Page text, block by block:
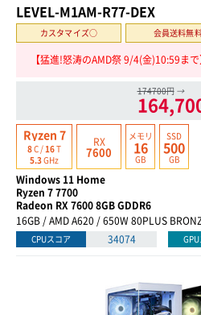
LEVEL-M1AM-R77-DEX
カスタマイズ○ 会員送料無
【猛進!怒涛のAMD祭 9/4(金)10:59ま
174700円 →
Ryzen 7
8C / 16T
5.3GHz
RX
7600
メモリ
16
GB
SSD
500
GB
Windows 11 Home
Ryzen 7 7700
Radeon RX 7600 8GB GDDR6
16GB / AMD A620 / 650W 80PLUS
CPUスコア 34074